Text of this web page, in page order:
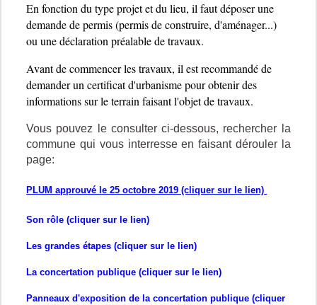
En fonction du type projet et du lieu, il faut déposer une
demande de permis (permis de construire, d'aménager...)
ou une déclaration préalable de travaux.
Avant de commencer les travaux, il est recommandé de
demander un certificat d'urbanisme pour obtenir des
informations sur le terrain faisant l'objet de travaux.
Vous pouvez le consulter ci-dessous, rechercher la
commune qui vous interresse en faisant dérouler la
page:
PLUM approuvé le 25 octobre 2019 (cliquer sur le lien)
Son rôle (cliquer sur le lien)
Les grandes étapes (cliquer sur le lien)
La concertation publique (cliquer sur le lien)
Panneaux d'exposition de la concertation publique (cliquer